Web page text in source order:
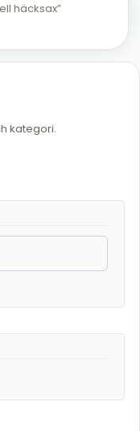
häcksax”
kategori.